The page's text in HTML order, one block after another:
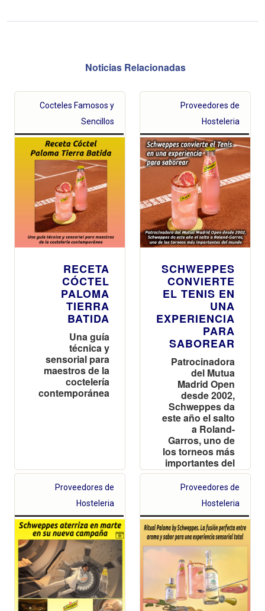
Noticias Relacionadas
Cocteles Famosos y
Sencillos
RECETA
CÓCTEL
PALOMA
TIERRA
BATIDA
Una guía
técnica y
sensorial para
maestros de la
coctelería
contemporánea
Proveedores de
Hosteleria
SCHWEPPES
CONVIERTE
EL TENIS EN
UNA
EXPERIENCIA
PARA
SABOREAR
Patrocinadora
del Mutua
Madrid Open
desde 2002,
Schweppes da
este año el salto
a Roland-
Garros, uno de
los torneos más
importantes del
mundo
Proveedores de
Hosteleria
Proveedores de
Hosteleria